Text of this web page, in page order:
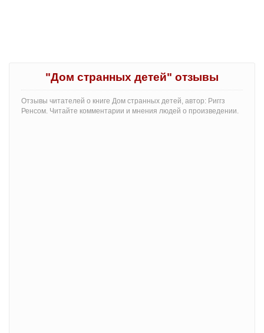
"Дом странных детей" отзывы
Отзывы читателей о книге Дом странных детей, автор: Риггз
Ренсом. Читайте комментарии и мнения людей о произведении.